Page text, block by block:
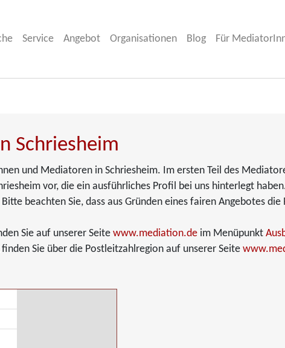
Service Angebot Organisationen Blog Für
Schriesheim
und Mediatoren in Schriesheim. Im ersten Teil des
vor, die ein ausführliches Profil bei uns hinterlegt
beachten Sie, dass aus Gründen eines fairen Angebotes die
Sie auf unserer Seite www.mediation.de im Menüpunkt
Sie über die Postleitzahlregion auf unserer Seite